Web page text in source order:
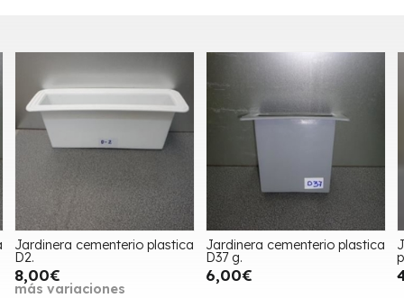
Jardinera cementerio plastica
D2.
8,00€
más variaciones
Jardinera cementerio plastica
D37 g.
6,00€